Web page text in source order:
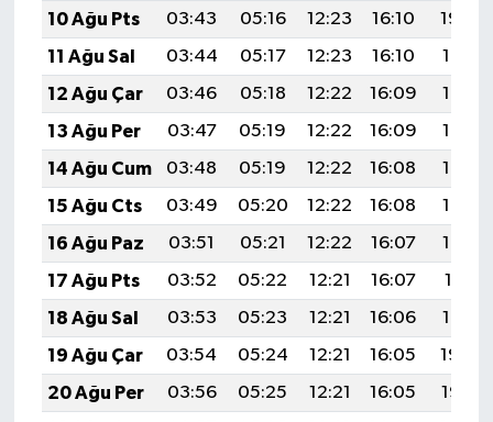
10 Ağu Pts
03:43 05:16 12:23 16:10
19:20
11 Ağu Sal
03:44 05:17 12:23 16:10
19:18
12 Ağu Çar
03:46 05:18 12:22 16:09
19:17
13 Ağu Per
03:47 05:19 12:22 16:09
19:16
14 Ağu Cum
03:48 05:19 12:22 16:08
19:15
15 Ağu Cts
03:49 05:20 12:22 16:08
19:14
16 Ağu Paz
03:51 05:21 12:22 16:07
19:12
17 Ağu Pts
03:52 05:22 12:21 16:07
19:11
18 Ağu Sal
03:53 05:23 12:21 16:06
19:10
19 Ağu Çar
03:54 05:24 12:21 16:05
19:08
20 Ağu Per
03:56 05:25 12:21 16:05
19:07